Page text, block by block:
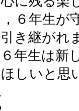
６年生が
き継がれ
年生は新
しいと思